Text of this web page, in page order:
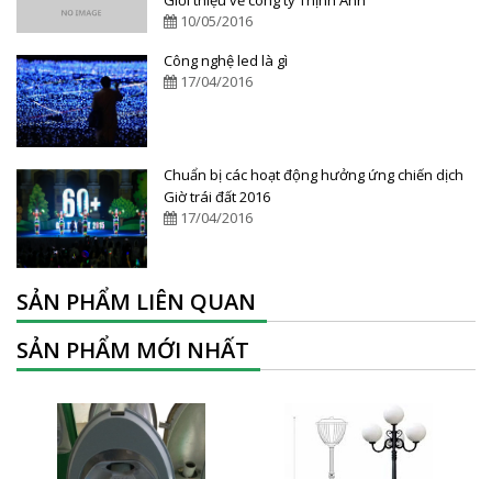
10/05/2016
Công nghệ led là gì
17/04/2016
Chuẩn bị các hoạt động hưởng ứng chiến dịch
Giờ trái đất 2016
17/04/2016
SẢN PHẨM LIÊN QUAN
SẢN PHẨM MỚI NHẤT